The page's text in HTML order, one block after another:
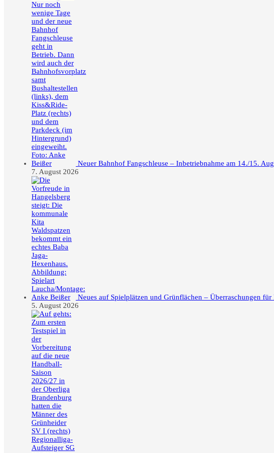
Neuer Bahnhof Fangschleuse – Inbetriebnahme am 14./15.
7. August 2026
Neues auf Spielplätzen und Grünflächen – Überraschungen
5. August 2026